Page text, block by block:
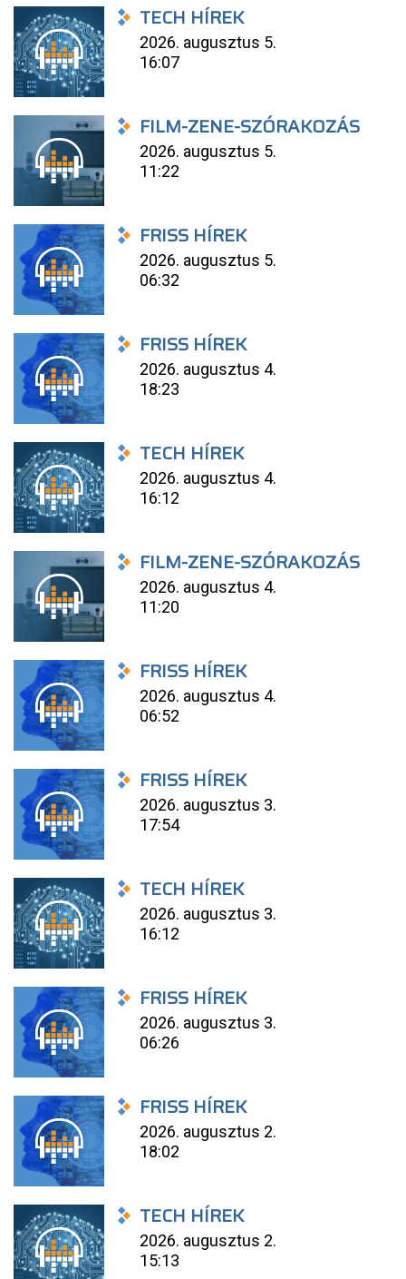
TECH HÍREK
2026. augusztus 5.
16:07
FILM-ZENE-SZÓRAKOZÁS
2026. augusztus 5.
11:22
FRISS HÍREK
2026. augusztus 5.
06:32
FRISS HÍREK
2026. augusztus 4.
18:23
TECH HÍREK
2026. augusztus 4.
16:12
FILM-ZENE-SZÓRAKOZÁS
2026. augusztus 4.
11:20
FRISS HÍREK
2026. augusztus 4.
06:52
FRISS HÍREK
2026. augusztus 3.
17:54
TECH HÍREK
2026. augusztus 3.
16:12
FRISS HÍREK
2026. augusztus 3.
06:26
FRISS HÍREK
2026. augusztus 2.
18:02
TECH HÍREK
2026. augusztus 2.
15:13